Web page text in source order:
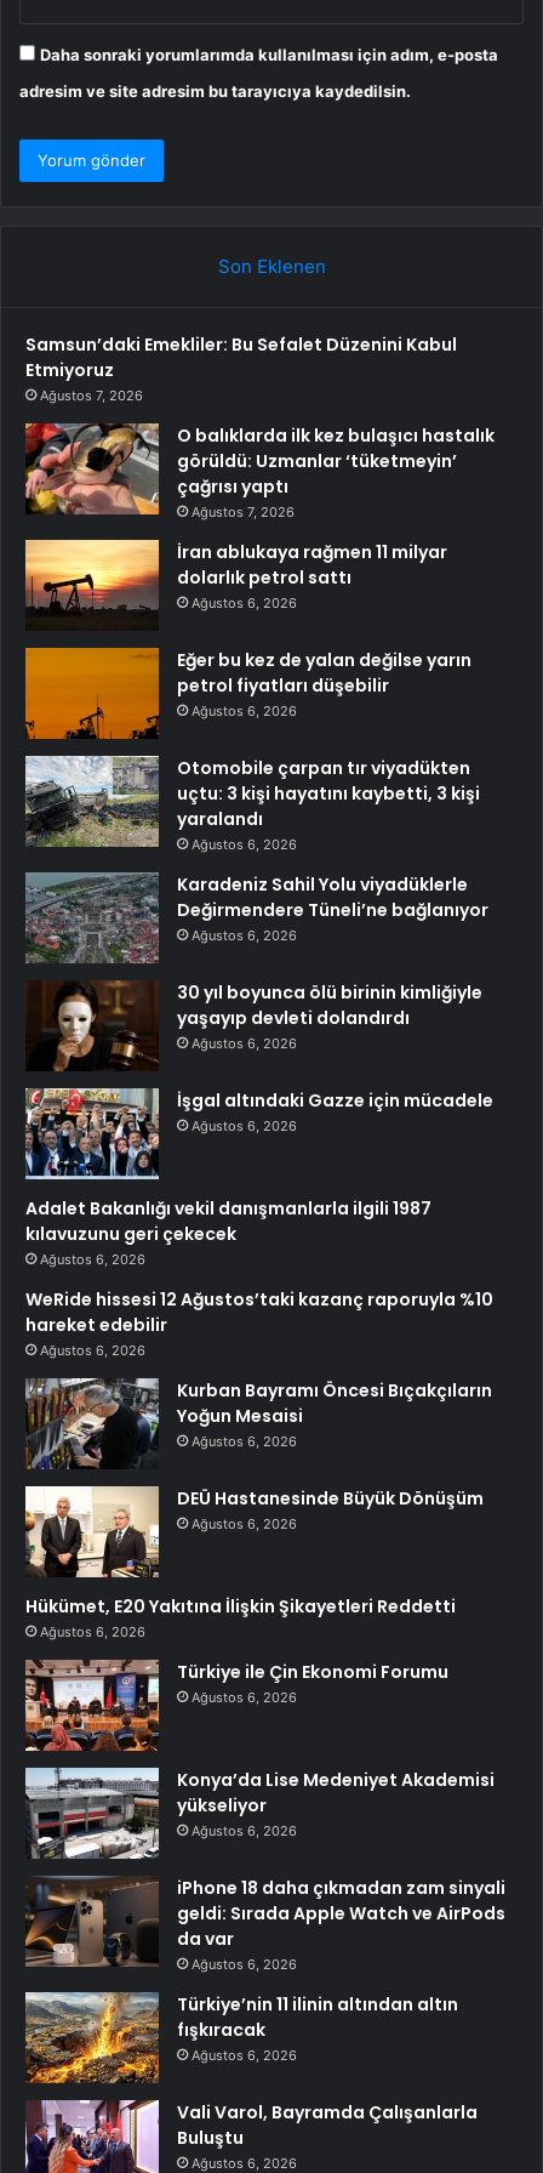
Daha sonraki yorumlarımda kullanılması için adım, e-posta
adresim ve site adresim bu tarayıcıya kaydedilsin.
Son Eklenen
Samsun’daki Emekliler: Bu Sefalet Düzenini Kabul
Etmiyoruz
Ağustos 7, 2026
O balıklarda ilk kez bulaşıcı hastalık
görüldü: Uzmanlar ‘tüketmeyin’
çağrısı yaptı
Ağustos 7, 2026
İran ablukaya rağmen 11 milyar
dolarlık petrol sattı
Ağustos 6, 2026
Eğer bu kez de yalan değilse yarın
petrol fiyatları düşebilir
Ağustos 6, 2026
Otomobile çarpan tır viyadükten
uçtu: 3 kişi hayatını kaybetti, 3 kişi
yaralandı
Ağustos 6, 2026
Karadeniz Sahil Yolu viyadüklerle
Değirmendere Tüneli’ne bağlanıyor
Ağustos 6, 2026
30 yıl boyunca ölü birinin kimliğiyle
yaşayıp devleti dolandırdı
Ağustos 6, 2026
İşgal altındaki Gazze için mücadele
Ağustos 6, 2026
Adalet Bakanlığı vekil danışmanlarla ilgili 1987
kılavuzunu geri çekecek
Ağustos 6, 2026
WeRide hissesi 12 Ağustos’taki kazanç raporuyla %10
hareket edebilir
Ağustos 6, 2026
Kurban Bayramı Öncesi Bıçakçıların
Yoğun Mesaisi
Ağustos 6, 2026
DEÜ Hastanesinde Büyük Dönüşüm
Ağustos 6, 2026
Hükümet, E20 Yakıtına İlişkin Şikayetleri Reddetti
Ağustos 6, 2026
Türkiye ile Çin Ekonomi Forumu
Ağustos 6, 2026
Konya’da Lise Medeniyet Akademisi
yükseliyor
Ağustos 6, 2026
iPhone 18 daha çıkmadan zam sinyali
geldi: Sırada Apple Watch ve AirPods
da var
Ağustos 6, 2026
Türkiye’nin 11 ilinin altından altın
fışkıracak
Ağustos 6, 2026
Vali Varol, Bayramda Çalışanlarla
Buluştu
Ağustos 6, 2026